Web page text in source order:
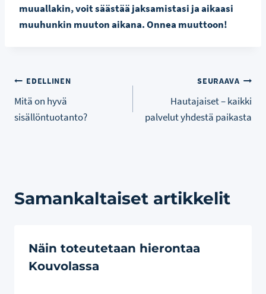
muuallakin, voit säästää jaksamistasi ja aikaasi
muuhunkin muuton aikana. Onnea muuttoon!
Artikkelien
selaus
EDELLINEN
Mitä on hyvä
sisällöntuotanto?
SEURAAVA
Hautajaiset – kaikki
palvelut yhdestä paikasta
Samankaltaiset artikkelit
Näin toteutetaan hierontaa
Kouvolassa